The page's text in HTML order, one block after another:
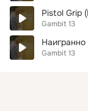
Pistol Grip
Gambit 13
Наигранно
Gambit 13